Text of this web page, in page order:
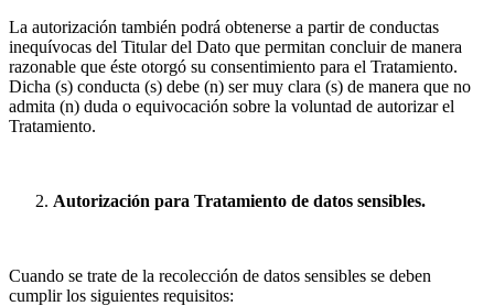
La autorización también podrá obtenerse a partir de conductas
inequívocas del Titular del Dato que permitan concluir de manera
razonable que éste otorgó su consentimiento para el Tratamiento.
Dicha (s) conducta (s) debe (n) ser muy clara (s) de manera que no
admita (n) duda o equivocación sobre la voluntad de autorizar el
Tratamiento.
Autorización para Tratamiento de datos sensibles.
Cuando se trate de la recolección de datos sensibles se deben
cumplir los siguientes requisitos: